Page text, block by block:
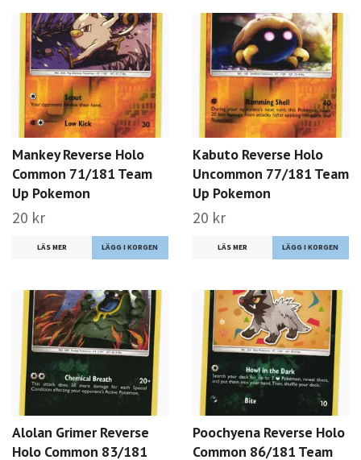
Mankey Reverse Holo
Common 71/181 Team
Up Pokemon
20 kr
LÄS MER
Kabuto Reverse Holo
Uncommon 77/181 Team
Up Pokemon
20 kr
LÄS MER
Alolan Grimer Reverse
Holo Common 83/181
Poochyena Reverse Holo
Common 86/181 Team